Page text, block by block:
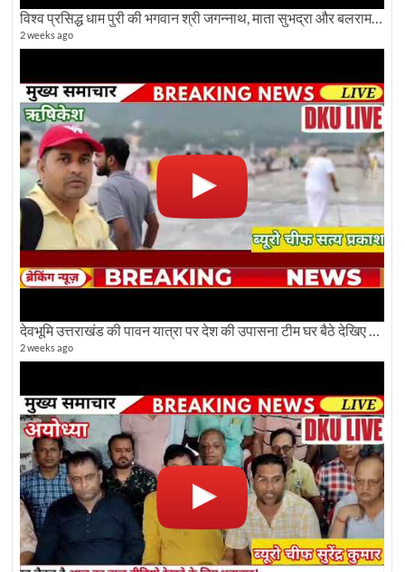
विश्व प्रसिद्ध धाम पुरी की भगवान श्री जगन्नाथ, माता सुभद्रा और बलराम जी की भव्य शोभा यात्रा देखिए
2 weeks ago
देवभूमि उत्तराखंड की पावन यात्रा पर देश की उपासना टीम घर बैठे देखिए अलौकिक दृश्य
2 weeks ago